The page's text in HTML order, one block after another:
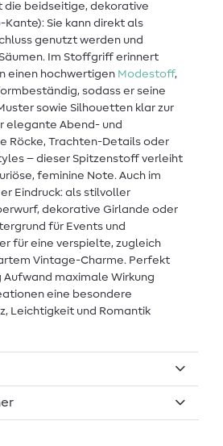
die beidseitige, dekorative
Sie kann direkt als
genutzt werden und
Im Stoffgriff erinnert
einen hochwertigen Modestoff,
sodass er seine
sowie Silhouetten klar zur
elegante Abend- und
Röcke, Trachten-Details oder
– dieser Spitzenstoff verleiht
feminine Note. Auch im
Eindruck: als stilvoller
dekorative Girlande oder
für Events und
für eine verspielte, zugleich
Vintage-Charme. Perfekt
maximale Wirkung
eine besondere
Leichtigkeit und Romantik